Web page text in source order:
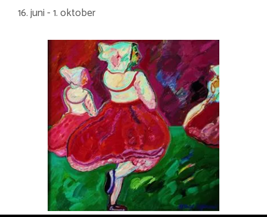
16. juni - 1. oktober